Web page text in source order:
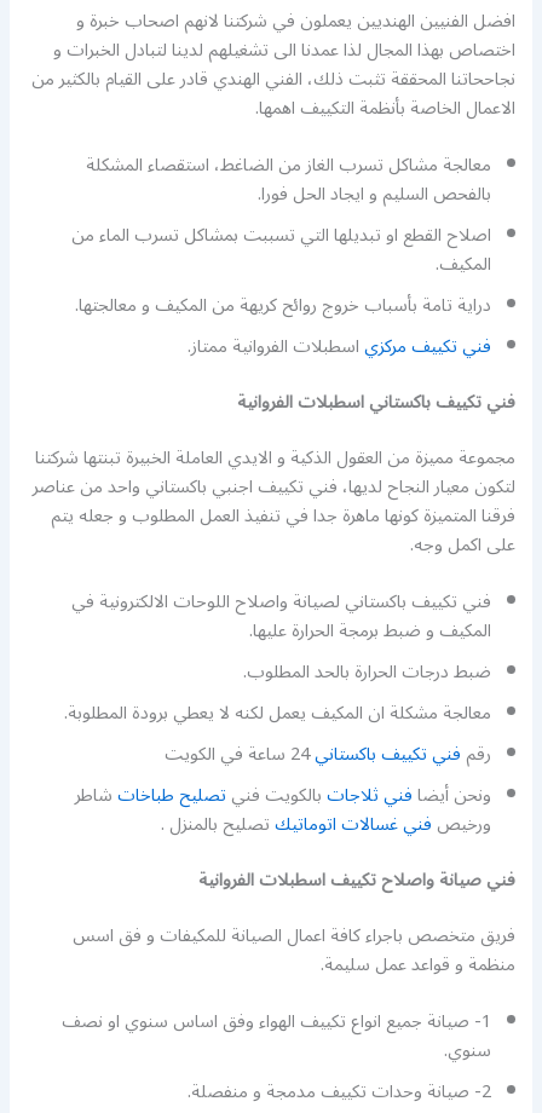
افضل الفنيين الهنديين يعملون في شركتنا لانهم اصحاب خبرة و
اختصاص بهذا المجال لذا عمدنا الى تشغيلهم لدينا لتبادل الخبرات و
نجاححاتنا المحققة تثبت ذلك، الفني الهندي قادر على القيام بالكثير من
الاعمال الخاصة بأنظمة التكييف اهمها.
معالجة مشاكل تسرب الغاز من الضاغط، استقصاء المشكلة
بالفحص السليم و ايجاد الحل فورا.
اصلاح القطع او تبديلها التي تسببت بمشاكل تسرب الماء من
المكيف.
دراية تامة بأسباب خروج روائح كريهة من المكيف و معالجتها.
فني تكييف مركزياسطبلات الفروانية ممتاز.
فني تكييف باكستاني اسطبلات الفروانية
مجموعة مميزة من العقول الذكية و الايدي العاملة الخبيرة تبنتها شركتنا
لتكون معيار النجاح لديها، فني تكييف اجنبي باكستاني واحد من عناصر
فرقنا المتميزة كونها ماهرة جدا في تنفيذ العمل المطلوب و جعله يتم
على اكمل وجه.
فني تكييف باكستاني لصيانة واصلاح اللوحات الالكترونية في
المكيف و ضبط برمجة الحرارة عليها.
ضبط درجات الحرارة بالحد المطلوب.
معالجة مشكلة ان المكيف يعمل لكنه لا يعطي برودة المطلوبة.
رقمفني تكييف باكستاني24 ساعة في الكويت
ونحن أيضافني ثلاجاتبالكويت فنيتصليح طباخاتشاطر
ورخيصفني غسالات اتوماتيكتصليح بالمنزل .
فني صيانة واصلاح تكييف اسطبلات الفروانية
فريق متخصص باجراء كافة اعمال الصيانة للمكيفات و فق اسس
منظمة و قواعد عمل سليمة.
1- صيانة جميع انواع تكييف الهواء وفق اساس سنوي او نصف
سنوي.
2- صيانة وحدات تكييف مدمجة و منفصلة.